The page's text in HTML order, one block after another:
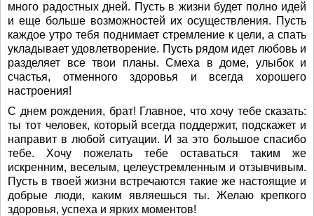
много радостных дней. Пусть в жизни будет полно идей
и еще больше возможностей их осуществления. Пусть
каждое утро тебя поднимает стремление к цели, а спать
укладывает удовлетворение. Пусть рядом идет любовь и
разделяет все твои планы. Смеха в доме, улыбок и
счастья, отменного здоровья и всегда хорошего
настроения!
С днем рождения, брат! Главное, что хочу тебе сказать:
ты тот человек, который всегда поддержит, подскажет и
направит в любой ситуации. И за это большое спасибо
тебе. Хочу пожелать тебе оставаться таким же
искренним, веселым, целеустремленным и отзывчивым.
Пусть в твоей жизни встречаются такие же настоящие и
добрые люди, каким являешься ты. Желаю крепкого
здоровья, успеха и ярких моментов!